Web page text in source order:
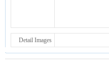
Detail Images